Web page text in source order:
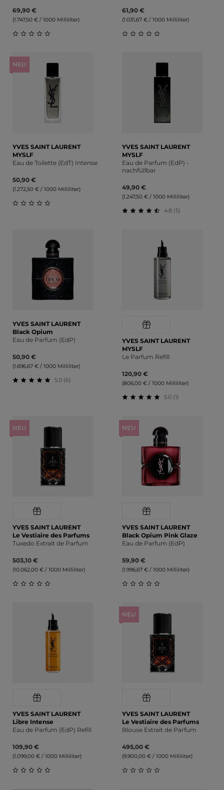
69,90 €
(1.747,50 € / 1000 Milliliter)
61,90 €
(1.031,67 € / 1000 Milliliter)
NEU
YVES SAINT LAURENT
MYSLF
Eau de Toilette (EdT) Intense
50,90 €
(1.272,50 € / 1000 Milliliter)
YVES SAINT LAURENT
MYSLF
Eau de Parfum (EdP) -
nachfüllbar
49,90 €
(1.247,50 € / 1000 Milliliter)
4.8 (5)
YVES SAINT LAURENT
Black Opium
Eau de Parfum (EdP)
50,90 €
(1.696,67 € / 1000 Milliliter)
Durchschnittliche Bewertung von 5 von 5 Sternen
5.0 (6)
YVES SAINT LAURENT
MYSLF
Le Parfum Refill
120,90 €
(806,00 € / 1000 Milliliter)
5.0 (1)
NEU
YVES SAINT LAURENT
Le Vestiaire des Parfums
Tuxedo Extrait de Parfum
503,10 €
(10.062,00 € / 1000 Milliliter)
NEU
YVES SAINT LAURENT
Black Opium Pink Glaze
Eau de Parfum (EdP)
59,90 €
(1.996,67 € / 1000 Milliliter)
YVES SAINT LAURENT
Libre Intense
Eau de Parfum (EdP) Refill
109,90 €
(1.099,00 € / 1000 Milliliter)
NEU
YVES SAINT LAURENT
Le Vestiaire des Parfums
Blouse Extrait de Parfum
495,00 €
(9.900,00 € / 1000 Milliliter)